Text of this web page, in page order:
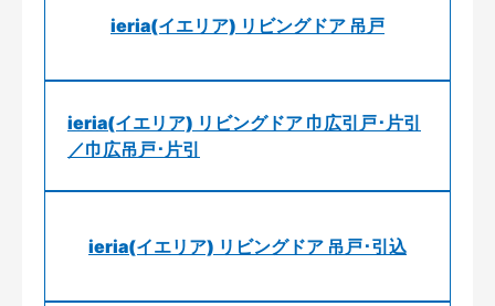
ieria(イエリア) リビングドア 吊戸
ieria(イエリア) リビングドア 巾広引戸･片引
／巾広吊戸･片引
ieria(イエリア) リビングドア 吊戸･引込